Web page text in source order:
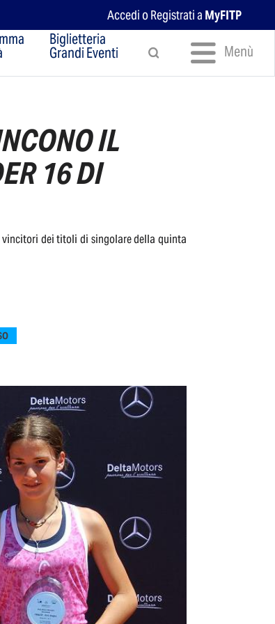
Accedi o Registrati a MyFITP
Biglietteria
Grandi Eventi Menù
IL
16 DI
vincitori dei titoli di singolare della quinta